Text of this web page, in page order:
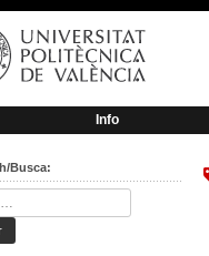
Info
Busca: